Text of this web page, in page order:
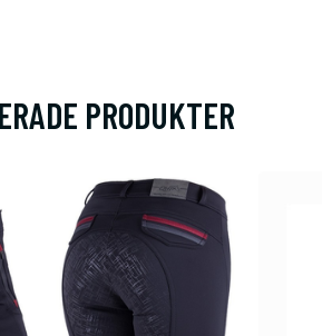
PRODUKTER